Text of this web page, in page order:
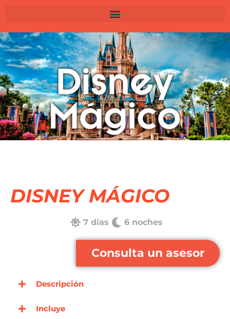
DISNEY MÁGICO
7 días 6 noches
Consulta un asesor
Descripción
Incluye